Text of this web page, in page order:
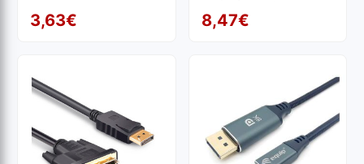
O preço original era:
3,63€
O preço atual é: 3,63€.
8,47€